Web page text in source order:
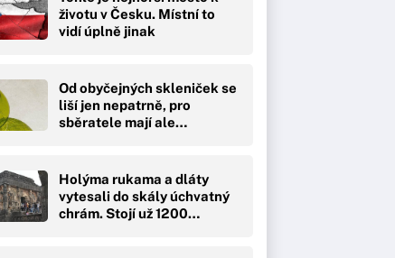
životu v Česku. Místní to
vidí úplně jinak
Od obyčejných skleniček se
liší jen nepatrně, pro
sběratele mají ale…
Holýma rukama a dláty
vytesali do skály úchvatný
chrám. Stojí už 1200…